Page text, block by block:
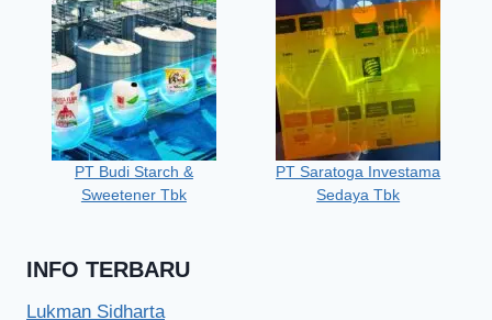
PT Budi Starch &
Sweetener Tbk
PT Saratoga Investama
Sedaya Tbk
INFO TERBARU
Lukman Sidharta